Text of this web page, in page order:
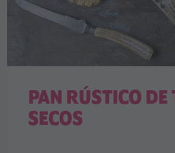
PAN RÚSTICO DE
SECOS